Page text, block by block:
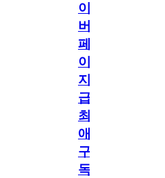
이
버
페
이
지
급!
최
애
구
독